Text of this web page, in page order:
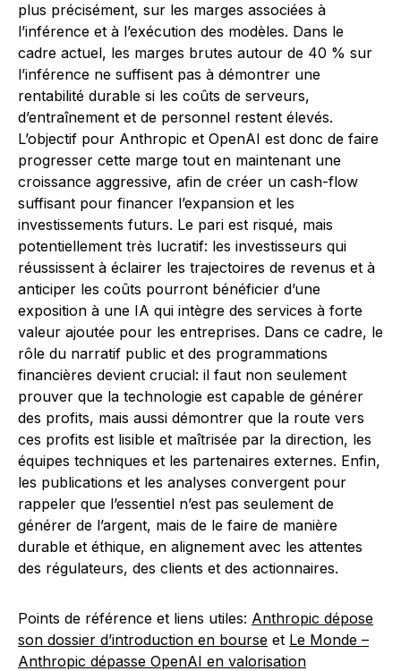
plus précisément, sur les marges associées à
l’inférence et à l’exécution des modèles. Dans le
cadre actuel, les marges brutes autour de 40 % sur
l’inférence ne suffisent pas à démontrer une
rentabilité durable si les coûts de serveurs,
d’entraînement et de personnel restent élevés.
L’objectif pour Anthropic et OpenAI est donc de faire
progresser cette marge tout en maintenant une
croissance aggressive, afin de créer un cash-flow
suffisant pour financer l’expansion et les
investissements futurs. Le pari est risqué, mais
potentiellement très lucratif: les investisseurs qui
réussissent à éclairer les trajectoires de revenus et à
anticiper les coûts pourront bénéficier d’une
exposition à une IA qui intègre des services à forte
valeur ajoutée pour les entreprises. Dans ce cadre, le
rôle du narratif public et des programmations
financières devient crucial: il faut non seulement
prouver que la technologie est capable de générer
des profits, mais aussi démontrer que la route vers
ces profits est lisible et maîtrisée par la direction, les
équipes techniques et les partenaires externes. Enfin,
les publications et les analyses convergent pour
rappeler que l’essentiel n’est pas seulement de
générer de l’argent, mais de le faire de manière
durable et éthique, en alignement avec les attentes
des régulateurs, des clients et des actionnaires.
Points de référence et liens utiles: Anthropic dépose
son dossier d’introduction en bourse et Le Monde –
Anthropic dépasse OpenAI en valorisation